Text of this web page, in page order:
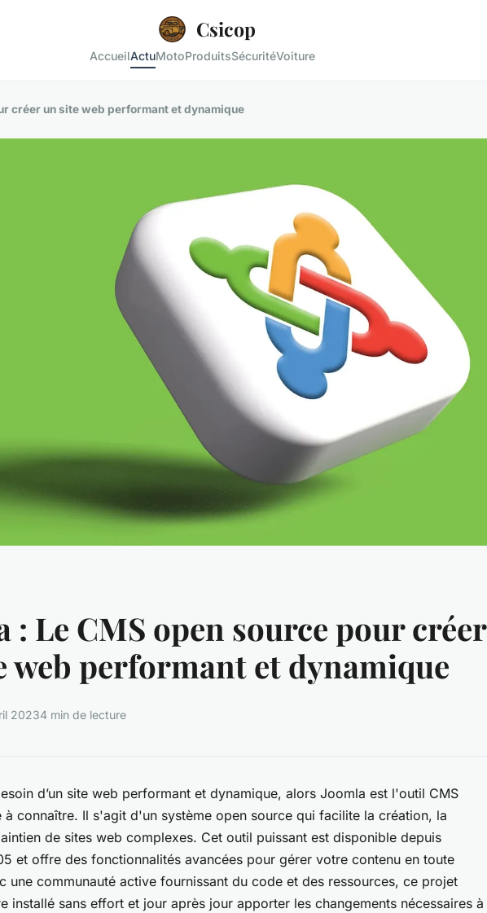
Csicop
AccueilActuMotoProduitsSécuritéVoiture
créer un site web performant et dynamique
: Le CMS open source pour créer
web performant et dynamique
20234 min de lecture
d’un site web performant et dynamique, alors Joomla est l'outil CMS
à connaître. Il s'agit d'un système open source qui facilite la création, la
de sites web complexes. Cet outil puissant est disponible depuis
et offre des fonctionnalités avancées pour gérer votre contenu en toute
une communauté active fournissant du code et des ressources, ce projet
installé sans effort et jour après jour apporter les changements nécessaires à